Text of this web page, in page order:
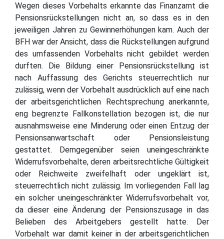
Wegen dieses Vorbehalts erkannte das Finanzamt die
Pensionsrückstellungen nicht an, so dass es in den
jeweiligen Jahren zu Gewinnerhöhungen kam. Auch der
BFH war der Ansicht, dass die Rückstellungen aufgrund
des umfassenden Vorbehalts nicht gebildet werden
durften. Die Bildung einer Pensionsrückstellung ist
nach Auffassung des Gerichts steuerrechtlich nur
zulässig, wenn der Vorbehalt ausdrücklich auf eine nach
der arbeitsgerichtlichen Rechtsprechung anerkannte,
eng begrenzte Fallkonstellation bezogen ist, die nur
ausnahmsweise eine Minderung oder einen Entzug der
Pensionsanwartschaft oder Pensionsleistung
gestattet. Demgegenüber seien uneingeschränkte
Widerrufsvorbehalte, deren arbeitsrechtliche Gültigkeit
oder Reichweite zweifelhaft oder ungeklärt ist,
steuerrechtlich nicht zulässig. Im vorliegenden Fall lag
ein solcher uneingeschränkter Widerrufsvorbehalt vor,
da dieser eine Änderung der Pensionszusage in das
Belieben des Arbeitgebers gestellt hatte. Der
Vorbehalt war damit keiner in der arbeitsgerichtlichen